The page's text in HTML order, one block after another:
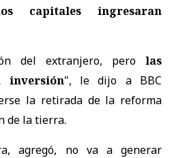
capitales ingresaran
del extranjero, pero las
inversión", le dijo a BBC
la retirada de la reforma
de la tierra.
agregó, no va a generar